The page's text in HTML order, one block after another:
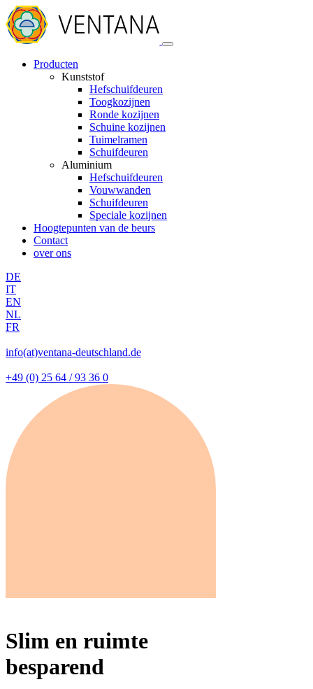
Producten
Kunststof
Hefschuifdeuren
Toogkozijnen
Ronde kozijnen
Schuine kozijnen
Tuimelramen
Schuifdeuren
Aluminium
Hefschuifdeuren
Vouwwanden
Schuifdeuren
Speciale kozijnen
Hoogtepunten van de beurs
Contact
over ons
DE
IT
EN
NL
FR
info(at)ventana-deutschland.de
+49 (0) 25 64 / 93 36 0
Slim en ruimte
besparend